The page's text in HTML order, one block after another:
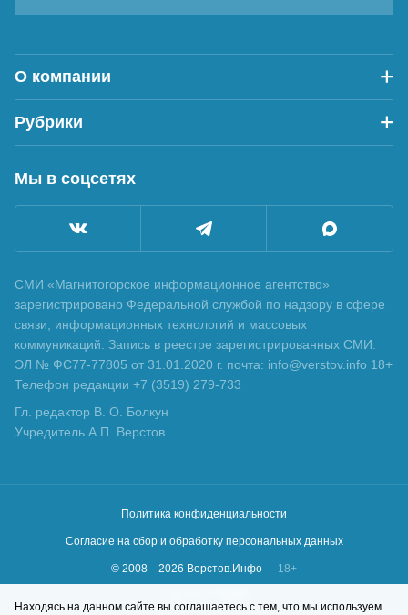
О компании
Рубрики
Мы в соцсетях
СМИ «Магнитогорское информационное агентство»
зарегистрировано Федеральной службой по надзору в сфере
связи, информационных технологий и массовых
коммуникаций. Запись в реестре зарегистрированных СМИ:
ЭЛ № ФС77-77805 от 31.01.2020 г. почта: info@verstov.info 18+
Телефон редакции +7 (3519) 279-733
Гл. редактор В. О. Болкун
Учредитель А.П. Верстов
Политика конфиденциальности
Согласие на сбор и обработку персональных данных
© 2008—2026 Верстов.Инфо
18+
Находясь на данном сайте вы соглашаетесь с тем, что мы используем